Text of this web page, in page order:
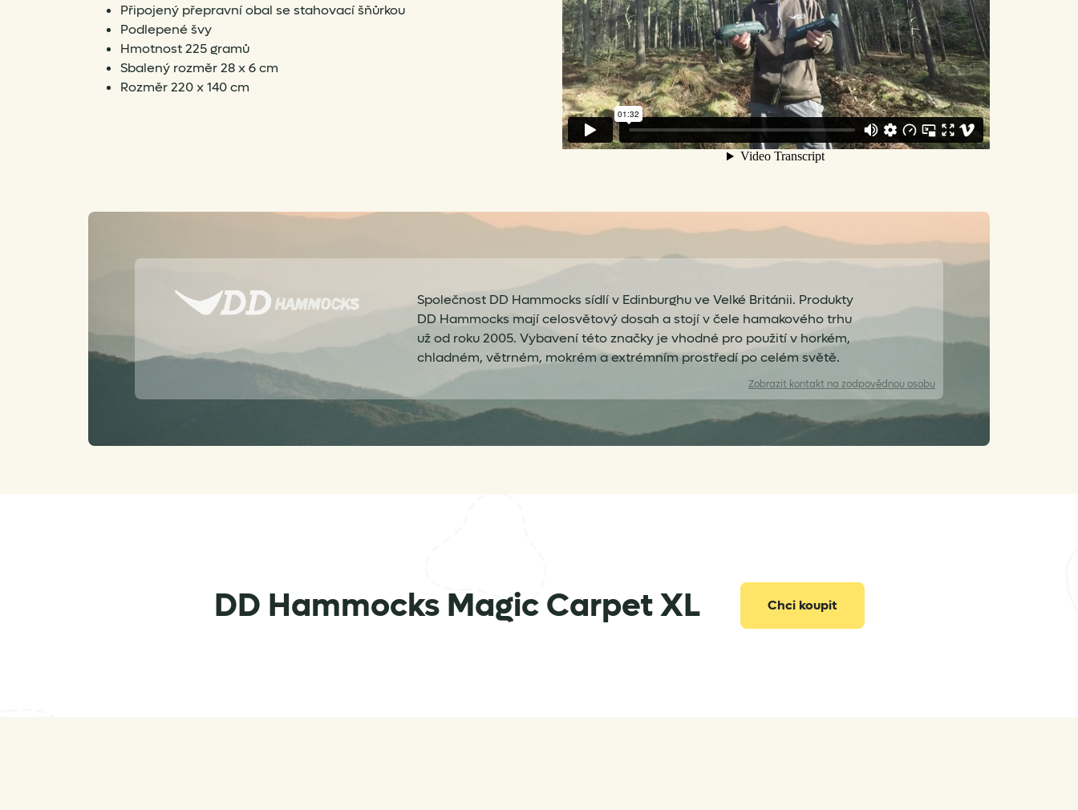
Připojený přepravní obal se stahovací šňůrkou
Podlepené švy
Hmotnost 225 gramů
Sbalený rozměr 28 x 6 cm
Rozměr 220 x 140 cm
Společnost DD Hammocks sídlí v Edinburghu ve Velké Británii. Produkty
DD Hammocks mají celosvětový dosah a stojí v čele hamakového trhu
už od roku 2005. Vybavení této značky je vhodné pro použití v horkém,
chladném, větrném, mokrém a extrémním prostředí po celém světě.
Zobrazit kontakt na zodpovědnou osobu
DD Hammocks Magic Carpet XL Chci koupit